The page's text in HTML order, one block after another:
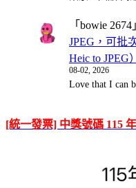
「 bowie 2674
JPEG，可批
Heic to JPEG）
08-02, 2026
Love that I can
[統一發票] 中獎號碼 115